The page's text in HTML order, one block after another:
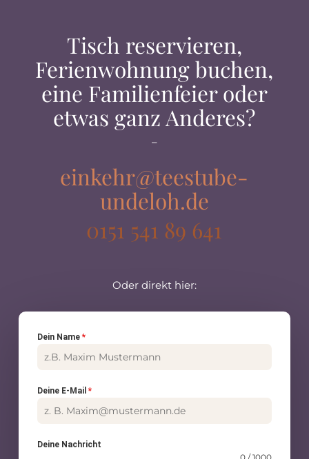
Tisch reservieren,
Ferienwohnung buchen,
eine Familienfeier oder
etwas ganz Anderes?
–
einkehr@teestube-
undeloh.de
0151 541 89 641
Oder direkt hier:
Dein Name *
Deine E-Mail *
Deine Nachricht